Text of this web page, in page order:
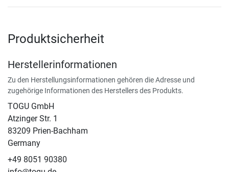
Produktsicherheit
Herstellerinformationen
Zu den Herstellungsinformationen gehören die Adresse und
zugehörige Informationen des Herstellers des Produkts.
TOGU GmbH
Atzinger Str. 1
83209 Prien-Bachham
Germany
+49 8051 90380